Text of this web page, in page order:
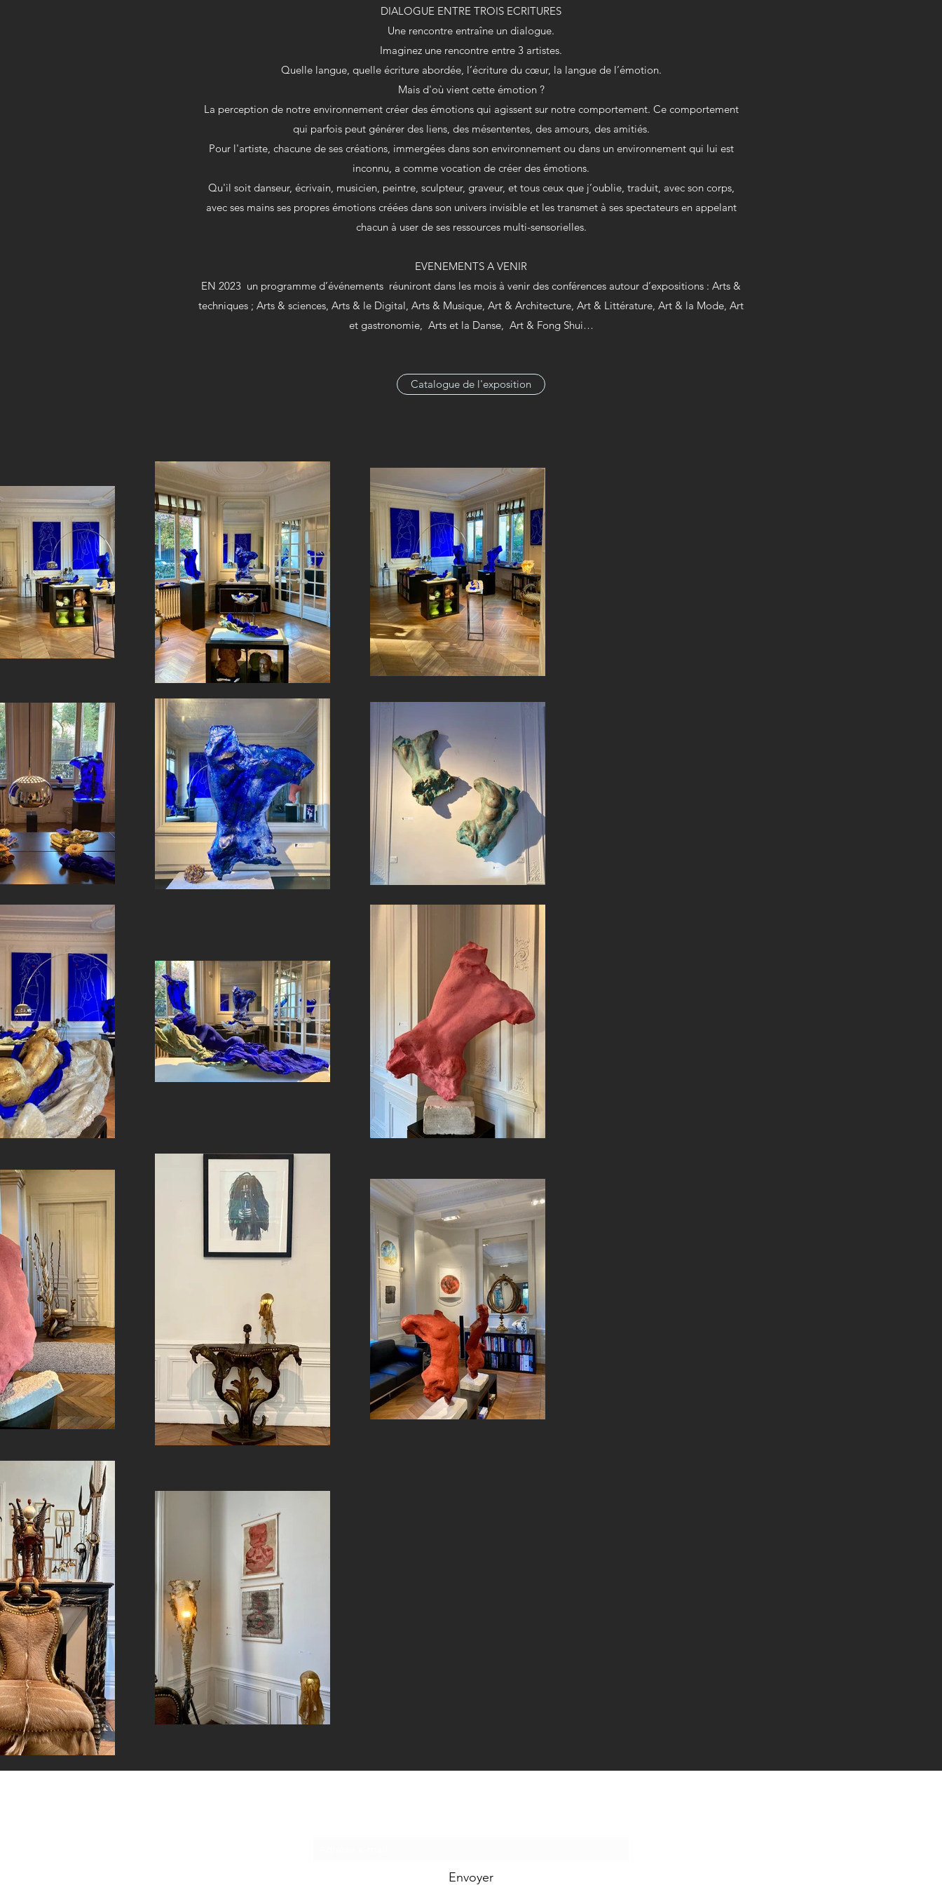
DIALOGUE ENTRE TROIS ECRITURES
Une rencontre entraîne un dialogue.
Imaginez une rencontre entre 3 artistes.
Quelle langue, quelle écriture abordée, l’écriture du cœur, la langue de l’émotion.
Mais d'où vient cette émotion ?
La perception de notre environnement créer des émotions qui agissent sur notre comportement. Ce comportement
qui parfois peut générer des liens, des mésententes, des amours, des amitiés.
Pour l'artiste, chacune de ses créations, immergées dans son environnement ou dans un environnement qui lui est
inconnu, a comme vocation de créer des émotions.
Qu'il soit danseur, écrivain, musicien, peintre, sculpteur, graveur, et tous ceux que j’oublie, traduit, avec son corps,
avec ses mains ses propres émotions créées dans son univers invisible et les transmet à ses spectateurs en appelant
chacun à user de ses ressources multi-sensorielles.
EVENEMENTS A VENIR
EN 2023 un programme d’événements réuniront dans les mois à venir des conférences autour d’expositions : Arts &
techniques ; Arts & sciences, Arts & le Digital, Arts & Musique, Art & Architecture, Art & Littérature, Art & la Mode, Art
et gastronomie, Arts et la Danse, Art & Fong Shui…
Catalogue de l'exposition
Envoyer